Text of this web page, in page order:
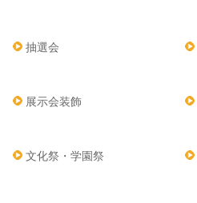
抽選会
展示会装飾
文化祭・学園祭